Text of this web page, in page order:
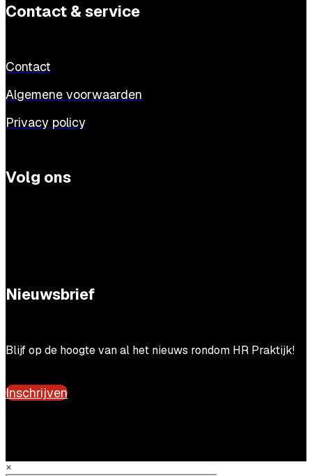
Contact & service
Contact
Algemene voorwaarden
Privacy policy
Volg ons
Nieuwsbrief
Blijf op de hoogte van al het nieuws rondom HR Praktijk!
Inschrijven
×